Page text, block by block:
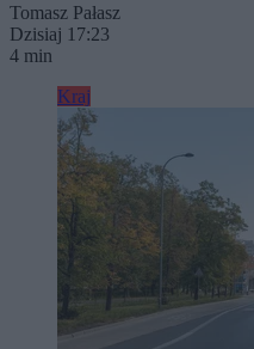
Tomasz Pałasz
Dzisiaj 17:23
4 min
Kraj